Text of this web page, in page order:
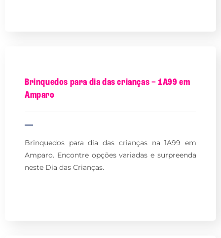
Brinquedos para dia das crianças – 1A99 em
Amparo
Brinquedos para dia das crianças na 1A99 em
Amparo. Encontre opções variadas e surpreenda
neste Dia das Crianças.